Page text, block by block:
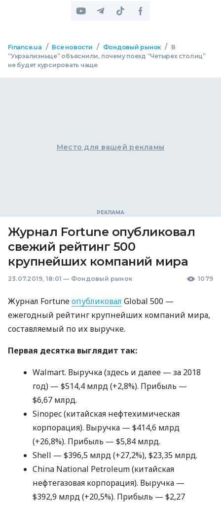
Finance.ua / Все новости / Фондовый рынок /
В
“Укрзализныце” объяснили, почему поезд “Четырех столиц”
не будет курсировать чаще
Место для вашей рекламы
Журнал Fortune опубликовал
свежий рейтинг 500
крупнейших компаний мира
23.07.2019, 18:01 — Фондовый рынок 1079
Журнал Fortuneопубликовал Global 500 —
ежегодный рейтинг крупнейших компаний мира,
составляемый по их выручке.
Первая десятка выглядит так:
Walmart. Выручка (здесь и далее — за 2018
год) — $514,4 млрд (+2,8%). Прибыль —
$6,67 млрд.
Sinopec (китайская нефтехимическая
корпорация). Выручка — $414,6 млрд
(+26,8%). Прибыль — $5,84 млрд.
Shell — $396,5 млрд (+27,2%), $23,35 млрд.
China National Petroleum (китайская
нефтегазовая корпорация). Выручка —
$392,9 млрд (+20,5%). Прибыль — $2,27